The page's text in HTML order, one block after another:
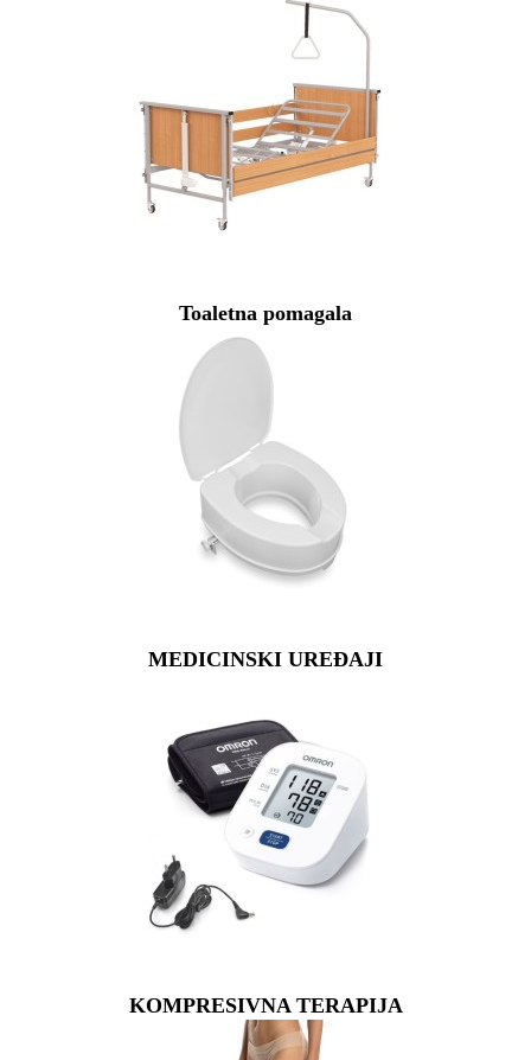
Toaletna pomagala
MEDICINSKI UREĐAJI
KOMPRESIVNA TERAPIJA